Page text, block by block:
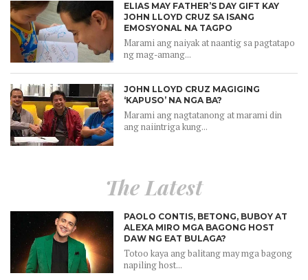
ELIAS MAY FATHER’S DAY GIFT KAY
JOHN LLOYD CRUZ SA ISANG
EMOSYONAL NA TAGPO
Marami ang naiyak at naantig sa pagtatapo
ng mag-amang...
JOHN LLOYD CRUZ MAGIGING
‘KAPUSO’ NA NGA BA?
Marami ang nagtatanong at marami din
ang naiintriga kung...
The Latest
PAOLO CONTIS, BETONG, BUBOY AT
ALEXA MIRO MGA BAGONG HOST
DAW NG EAT BULAGA?
Totoo kaya ang balitang may mga bagong
napiling host...